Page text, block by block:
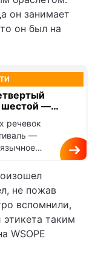
он занимает
он был на
шестой —
речевок
—
не пожав
вспомнили,
таким
WSOPE